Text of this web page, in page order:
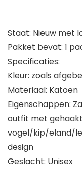
Staat: Nieuw met
Pakket bevat: 1
Specificaties:
Kleur: zoals
Materiaal: Katoen
Eigenschappen:
outfit met
vogel/kip/eland/
design
Geslacht: Unisex